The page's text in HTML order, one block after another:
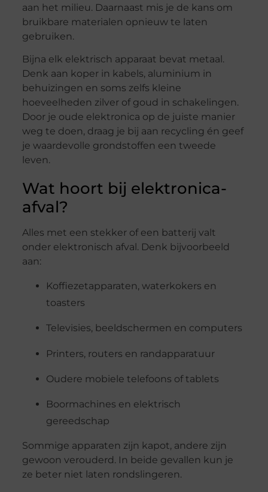
aan het milieu. Daarnaast mis je de kans om
bruikbare materialen opnieuw te laten
gebruiken.
Bijna elk elektrisch apparaat bevat metaal.
Denk aan koper in kabels, aluminium in
behuizingen en soms zelfs kleine
hoeveelheden zilver of goud in schakelingen.
Door je oude elektronica op de juiste manier
weg te doen, draag je bij aan recycling én geef
je waardevolle grondstoffen een tweede
leven.
Wat hoort bij elektronica-
afval?
Alles met een stekker of een batterij valt
onder elektronisch afval. Denk bijvoorbeeld
aan:
Koffiezetapparaten, waterkokers en
toasters
Televisies, beeldschermen en computers
Printers, routers en randapparatuur
Oudere mobiele telefoons of tablets
Boormachines en elektrisch
gereedschap
Sommige apparaten zijn kapot, andere zijn
gewoon verouderd. In beide gevallen kun je
ze beter niet laten rondslingeren.